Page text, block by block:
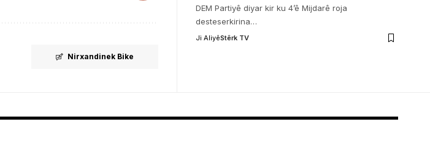
Nirxandinek Bike
DEM Partiyê diyar kir ku 4’ê Mijdarê roja
desteserkirina…
Ji AliyêStêrk TV